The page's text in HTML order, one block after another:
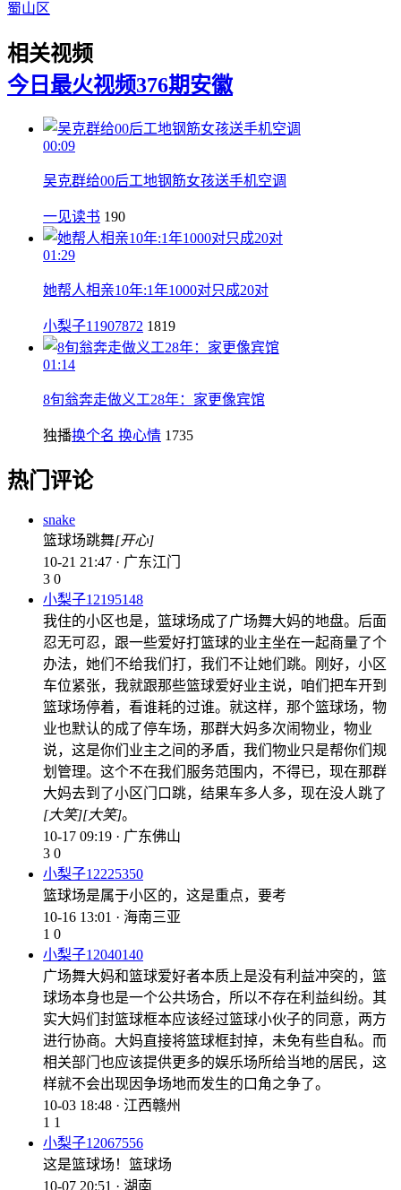
蜀山区
相关视频
今日最火视频376期安徽
00:09
吴克群给00后工地钢筋女孩送手机空调
一见读书 190
01:29
她帮人相亲10年:1年1000对只成20对
小梨子11907872 1819
01:14
8旬翁奔走做义工28年：家更像宾馆
独播换个名 换心情 1735
热门评论
snake
篮球场跳舞[开心]
10-21 21:47 · 广东江门
3 0
小梨子12195148
我住的小区也是，篮球场成了广场舞大妈的地盘。后面
忍无可忍，跟一些爱好打篮球的业主坐在一起商量了个
办法，她们不给我们打，我们不让她们跳。刚好，小区
车位紧张，我就跟那些篮球爱好业主说，咱们把车开到
篮球场停着，看谁耗的过谁。就这样，那个篮球场，物
业也默认的成了停车场，那群大妈多次闹物业，物业
说，这是你们业主之间的矛盾，我们物业只是帮你们规
划管理。这个不在我们服务范围内，不得已，现在那群
大妈去到了小区门口跳，结果车多人多，现在没人跳了
[大笑][大笑]。
10-17 09:19 · 广东佛山
3 0
小梨子12225350
篮球场是属于小区的，这是重点，要考
10-16 13:01 · 海南三亚
1 0
小梨子12040140
广场舞大妈和篮球爱好者本质上是没有利益冲突的，篮
球场本身也是一个公共场合，所以不存在利益纠纷。其
实大妈们封篮球框本应该经过篮球小伙子的同意，两方
进行协商。大妈直接将篮球框封掉，未免有些自私。而
相关部门也应该提供更多的娱乐场所给当地的居民，这
样就不会出现因争场地而发生的口角之争了。
10-03 18:48 · 江西赣州
1 1
小梨子12067556
这是篮球场！篮球场
10-07 20:51 · 湖南